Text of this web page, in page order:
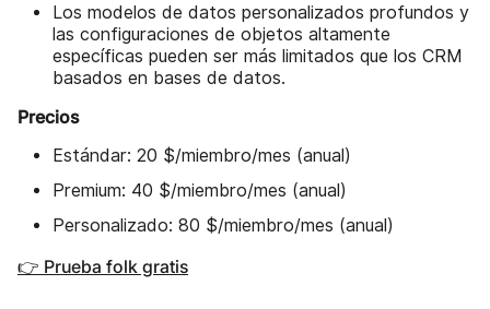
Los modelos de datos personalizados profundos y
las configuraciones de objetos altamente
específicas pueden ser más limitados que los CRM
basados en bases de datos.
Precios
Estándar: 20 $/miembro/mes (anual)
Premium: 40 $/miembro/mes (anual)
Personalizado: 80 $/miembro/mes (anual)
👉 Prueba folk gratis